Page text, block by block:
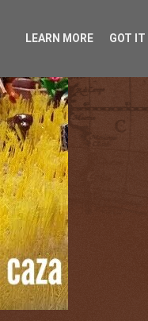
LEARN MORE GOT IT